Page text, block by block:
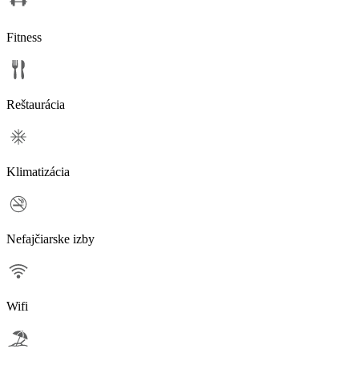
Fitness
Reštaurácia
Klimatizácia
Nefajčiarske izby
Wifi